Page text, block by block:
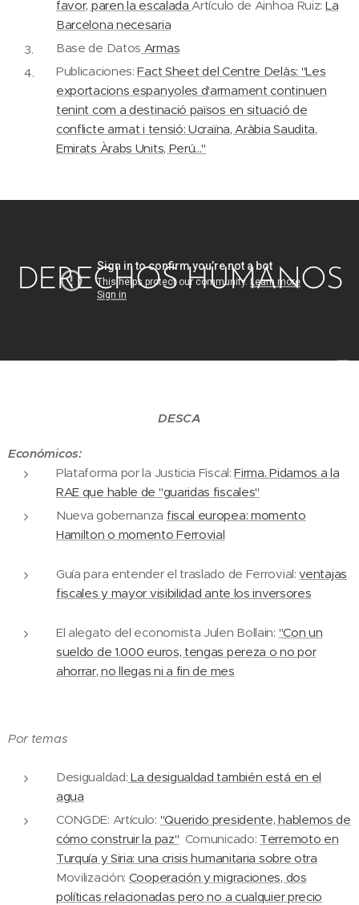
favor, paren la escaladaArtículo de Ainhoa Ruiz: La
Barcelona necesaria
Base de Datos Armas
Publicaciones:Fact Sheet del Centre Delàs: "Les
exportacions espanyoles d'armament continuen
tenint com a destinació països en situació de
conflicte armat i tensió: Ucraïna, Aràbia Saudita,
Emirats Àrabs Units, Perú..."
DERECHOS HUMANOS
DESCA
Económicos:
Plataforma por la Justicia Fiscal:Firma. Pidamos a la
RAE que hable de "guaridas fiscales"
Nueva gobernanza fiscal europea: momento
Hamilton o momento Ferrovial
Guía para entender el traslado de Ferrovial:ventajas
fiscales y mayor visibilidad ante los inversores
El alegato del economista Julen Bollain: "Con un
sueldo de 1.000 euros, tengas pereza o no por
ahorrar, no llegas ni a fin de mes
Por temas
Desigualdad: La desigualdad también está en el
agua
CONGDE: Artículo: "Querido presidente, hablemos de
cómo construir la paz" Comunicado: Terremoto en
Turquía y Siria: una crisis humanitaria sobre otra
Movilización: Cooperación y migraciones, dos
políticas relacionadas pero no a cualquier precio